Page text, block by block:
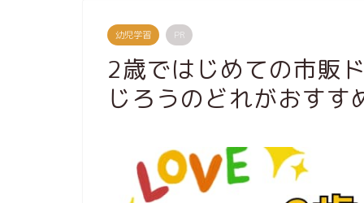
幼児学習 PR
2歳ではじめての市販
じろうのどれがおすす